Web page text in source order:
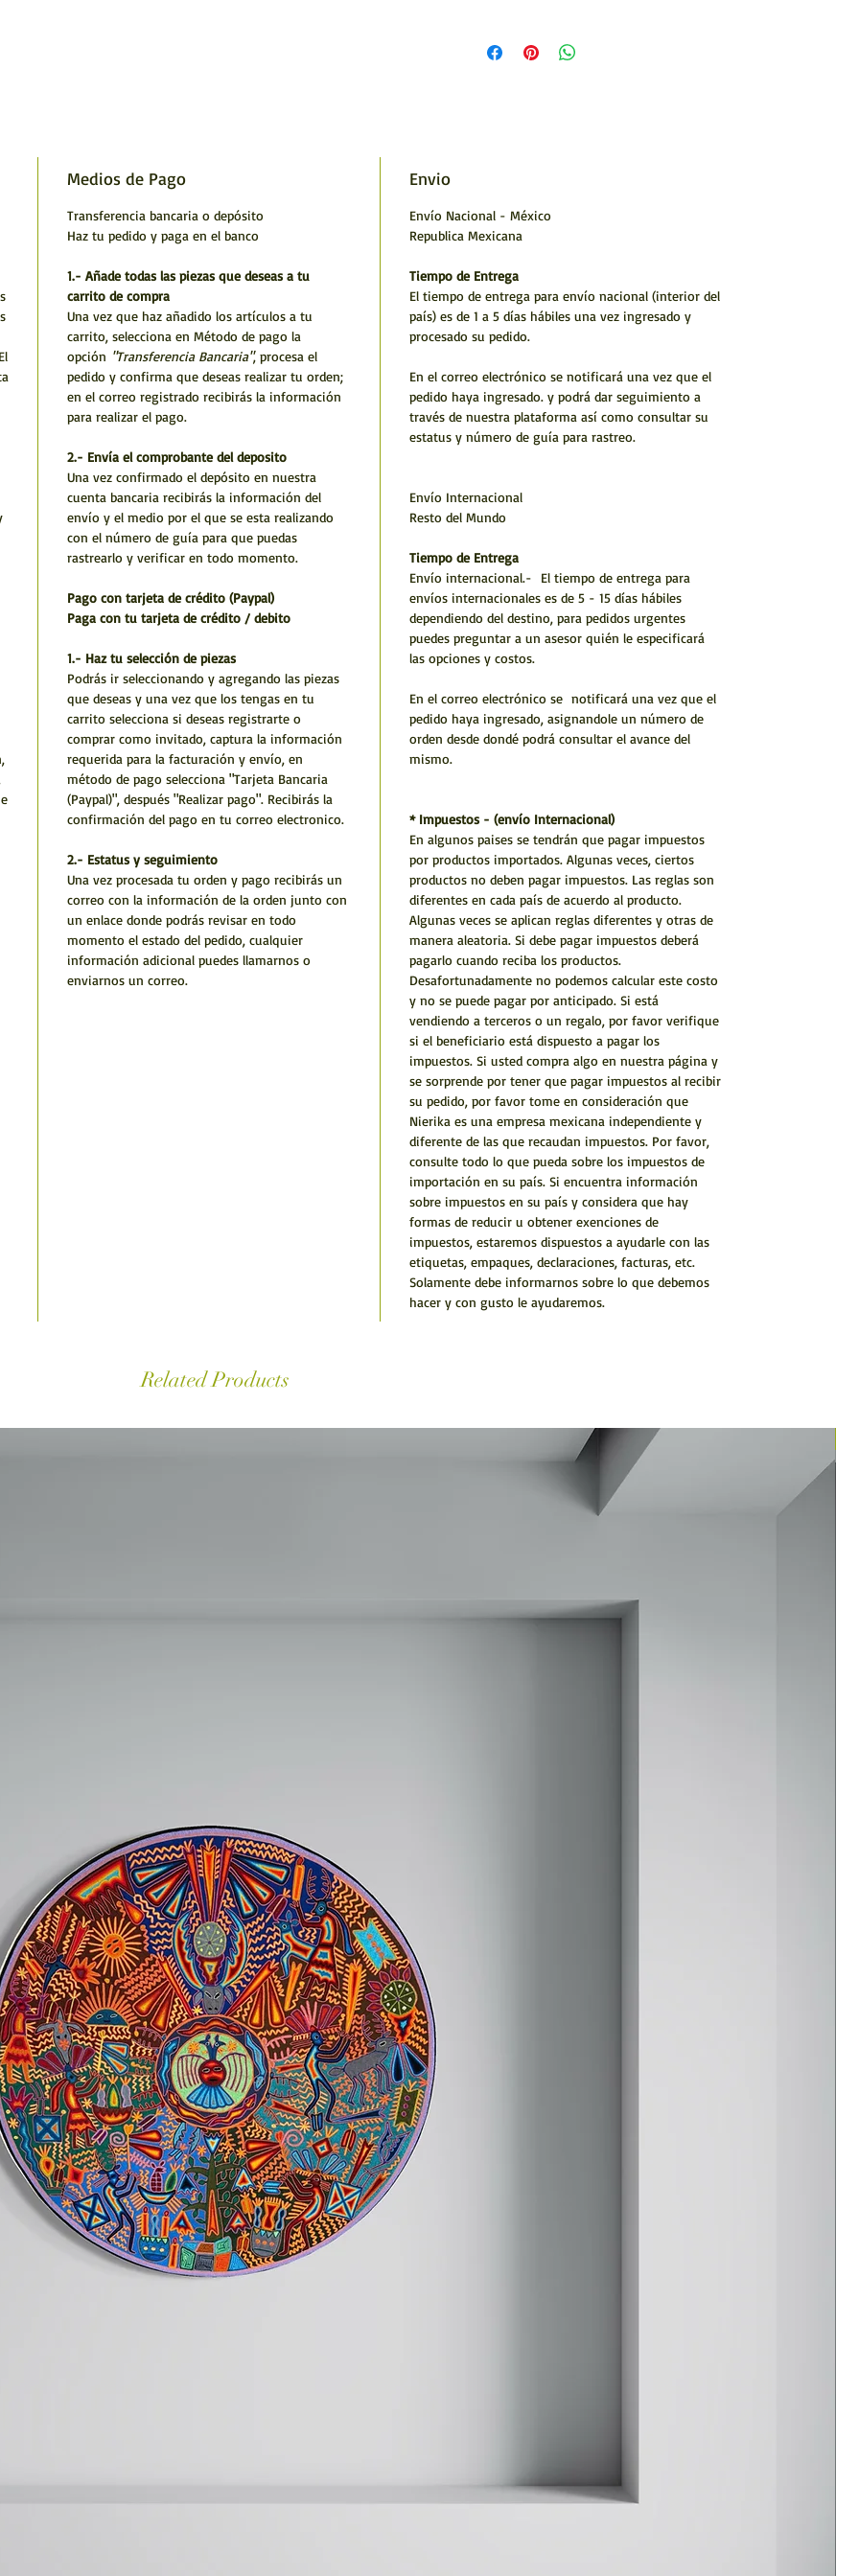
* Envío a todo México y el Mundo
Medios de Pago
Transferencia bancaria o depósito
Haz tu pedido y paga en el banco
1.- Añade todas las piezas que deseas a tu
carrito de compra
Una vez que haz añadido los artículos a tu
carrito, selecciona en Método de pago la
opción "Transferencia Bancaria", procesa el
pedido y confirma que deseas realizar tu orden;
en el correo registrado recibirás la información
para realizar el pago.
2.- Envía el comprobante del deposito
Una vez confirmado el depósito en nuestra
cuenta bancaria recibirás la información del
envío y el medio por el que se esta realizando
con el número de guía para que puedas
rastrearlo y verificar en todo momento.
Pago con tarjeta de crédito (Paypal)
Paga con tu tarjeta de crédito / debito
1.- Haz tu selección de piezas
Podrás ir seleccionando y agregando las piezas
que deseas y una vez que los tengas en tu
carrito selecciona si deseas registrarte o
comprar como invitado, captura la información
requerida para la facturación y envío, en
método de pago selecciona "Tarjeta Bancaria
(Paypal)", después "Realizar pago". Recibirás la
confirmación del pago en tu correo electronico.
2.- Estatus y seguimiento
Una vez procesada tu orden y pago recibirás un
correo con la información de la orden junto con
un enlace donde podrás revisar en todo
momento el estado del pedido, cualquier
información adicional puedes llamarnos o
enviarnos un correo.
Envio
Envío Nacional - México
Republica Mexicana
Tiempo de Entrega
El tiempo de entrega para envío nacional (interior del
país) es de 1 a 5 días hábiles una vez ingresado y
procesado su pedido.
En el correo electrónico se notificará una vez que el
pedido haya ingresado. y podrá dar seguimiento a
través de nuestra plataforma así como consultar su
estatus y número de guía para rastreo.
Envío Internacional
Resto del Mundo
Tiempo de Entrega
Envío internacional.- El tiempo de entrega para
envíos internacionales es de 5 - 15 días hábiles
dependiendo del destino, para pedidos urgentes
puedes preguntar a un asesor quién le especificará
las opciones y costos.
En el correo electrónico se notificará una vez que el
pedido haya ingresado, asignandole un número de
orden desde dondé podrá consultar el avance del
mismo.
* Impuestos - (envío Internacional)
En algunos paises se tendrán que pagar impuestos
por productos importados. Algunas veces, ciertos
productos no deben pagar impuestos. Las reglas son
diferentes en cada país de acuerdo al producto.
Algunas veces se aplican reglas diferentes y otras de
manera aleatoria. Si debe pagar impuestos deberá
pagarlo cuando reciba los productos.
Desafortunadamente no podemos calcular este costo
y no se puede pagar por anticipado. Si está
vendiendo a terceros o un regalo, por favor verifique
si el beneficiario está dispuesto a pagar los
impuestos. Si usted compra algo en nuestra página y
se sorprende por tener que pagar impuestos al recibir
su pedido, por favor tome en consideración que
Nierika es una empresa mexicana independiente y
diferente de las que recaudan impuestos. Por favor,
consulte todo lo que pueda sobre los impuestos de
importación en su país. Si encuentra información
sobre impuestos en su país y considera que hay
formas de reducir u obtener exenciones de
impuestos, estaremos dispuestos a ayudarle con las
etiquetas, empaques, declaraciones, facturas, etc.
Solamente debe informarnos sobre lo que debemos
hacer y con gusto le ayudaremos.
Related Products